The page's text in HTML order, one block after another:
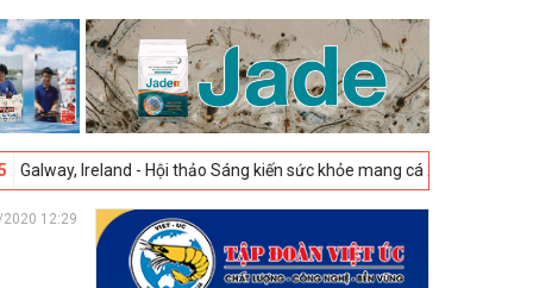
- Hội thảo Sáng kiến sức khỏe mang cá 2025 -23-04-2025
12:29